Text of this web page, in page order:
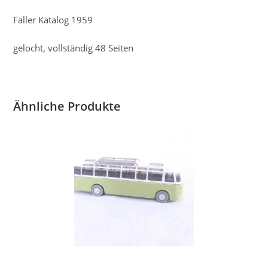
Faller Katalog 1959
gelocht, vollständig 48 Seiten
Ähnliche Produkte